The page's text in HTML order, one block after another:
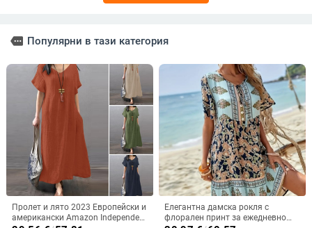
more Популярни в тази категория
Пролет и лято 2023 Европейски и
американски Amazon Independent
Елегантна дамска рокля с
флорален принт за ежедневно